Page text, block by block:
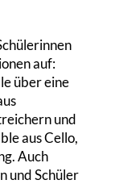
auf:
über eine
und
aus Cello,
Auch
und Schüler